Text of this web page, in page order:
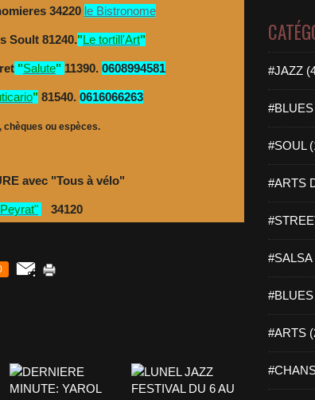
34220 le Bistronome
Soult 81240."Le tortill'Art"
"Salute" 11390. 0608994581
" 81540. 0616066263
ou espèces.
avec "Tous à vélo"
34120
#JAZZ
#SOUL
#ARTS
#SALSA
#ARTS